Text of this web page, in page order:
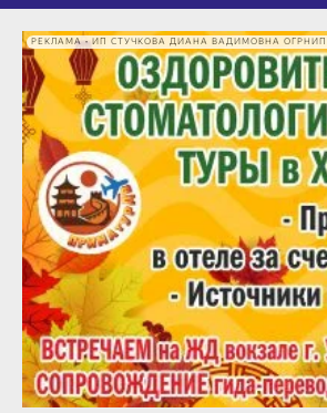
РЕКЛАМА • ИП СТУЧКОВА ДИАНА ВАДИМОВНА ОГРНИП